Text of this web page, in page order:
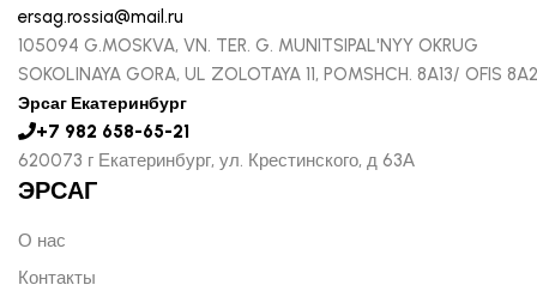
ersag.rossia@mail.ru
105094 G.MOSKVA, VN. TER. G. MUNITSIPAL'NYY OKRUG
SOKOLINAYA GORA, UL ZOLOTAYA 11, POMSHCH. 8A13/ OFIS
Эрсаг Екатеринбург
+7 982 658-65-21
620073 г Екатеринбург, ул. Крестинского, д 63А
ЭРСАГ
О нас
Контакты